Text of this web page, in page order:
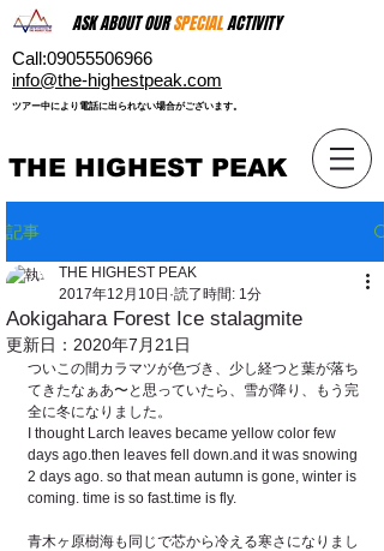
ASK ABOUT OURSPECIALACTIVITY
Call:09055506966
​info@the-highestpeak.com
​ツアー中により電話に出られない場合がございます。​
THE HIGHEST PEAK
記事
Aokigahara Forest Ice stalagmite
THE HIGHEST PEAK
2017年12月10日 読了時間: 1分
更新日： 2020年7月21日
ついこの間カラマツが色づき、少し経つと葉が落ち
てきたなぁあ〜と思っていたら、雪が降り、もう完
全に冬になりました。
I thought Larch leaves became yellow color few
days ago.then leaves fell down.and it was snowing
2 days ago. so that mean autumn is gone, winter is
coming. time is so fast.time is fly.
青木ヶ原樹海も同じで芯から冷える寒さになりまし